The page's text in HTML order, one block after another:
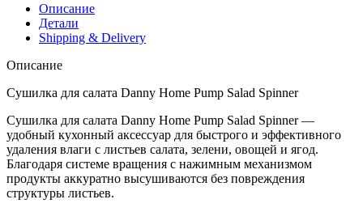
Описание
Детали
Shipping & Delivery
Описание
Сушилка для салата Danny Home Pump Salad Spinner
Сушилка для салата Danny Home Pump Salad Spinner —
удобный кухонный аксессуар для быстрого и эффективного
удаления влаги с листьев салата, зелени, овощей и ягод.
Благодаря системе вращения с нажимным механизмом
продукты аккуратно высушиваются без повреждения
структуры листьев.